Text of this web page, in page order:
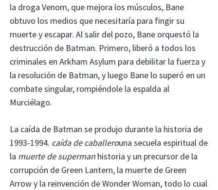
la droga Venom, que mejora los músculos, Bane
obtuvo los medios que necesitaría para fingir su
muerte y escapar. Al salir del pozo, Bane orquestó la
destrucción de Batman. Primero, liberó a todos los
criminales en Arkham Asylum para debilitar la fuerza y ​​
la resolución de Batman, y luego Bane lo superó en un
combate singular, rompiéndole la espalda al
Murciélago.
La caída de Batman se produjo durante la historia de
1993-1994. caída de caballerouna secuela espiritual de
la muerte de superman historia y un precursor de la
corrupción de Green Lantern, la muerte de Green
Arrow y la reinvención de Wonder Woman, todo lo cual